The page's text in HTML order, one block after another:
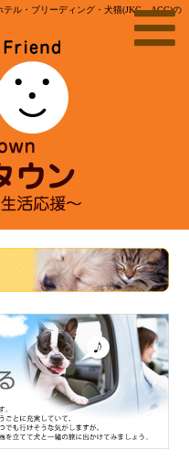
ル・ブリーディング・犬猫(JKC、ACC)の